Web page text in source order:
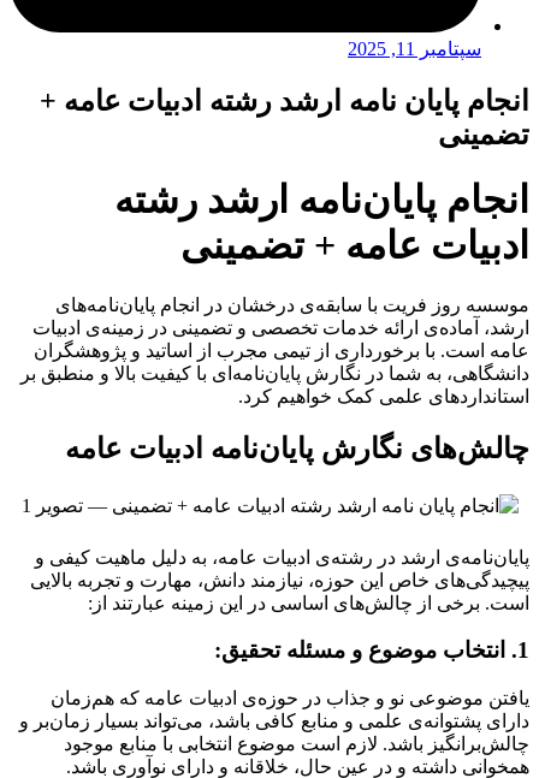
سپتامبر 11, 2025
انجام پایان نامه ارشد رشته ادبیات عامه +
تضمینی
انجام پایان‌نامه ارشد رشته
ادبیات عامه + تضمینی
موسسه روز فریت با سابقه‌ی درخشان در انجام پایان‌نامه‌های
ارشد، آماده‌ی ارائه خدمات تخصصی و تضمینی در زمینه‌ی ادبیات
عامه است. با برخورداری از تیمی مجرب از اساتید و پژوهشگران
دانشگاهی، به شما در نگارش پایان‌نامه‌ای با کیفیت بالا و منطبق بر
استانداردهای علمی کمک خواهیم کرد.
چالش‌های نگارش پایان‌نامه ادبیات عامه
پایان‌نامه‌ی ارشد در رشته‌ی ادبیات عامه، به دلیل ماهیت کیفی و
پیچیدگی‌های خاص این حوزه، نیازمند دانش، مهارت و تجربه بالایی
است. برخی از چالش‌های اساسی در این زمینه عبارتند از:
1. انتخاب موضوع و مسئله تحقیق:
یافتن موضوعی نو و جذاب در حوزه‌ی ادبیات عامه که هم‌زمان
دارای پشتوانه‌ی علمی و منابع کافی باشد، می‌تواند بسیار زمان‌بر و
چالش‌برانگیز باشد. لازم است موضوع انتخابی با منابع موجود
همخوانی داشته و در عین حال، خلاقانه و دارای نوآوری باشد.